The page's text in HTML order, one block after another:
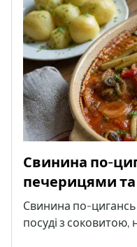
Свинина по-
печерицями
томатному
Свинина по-
посуді з